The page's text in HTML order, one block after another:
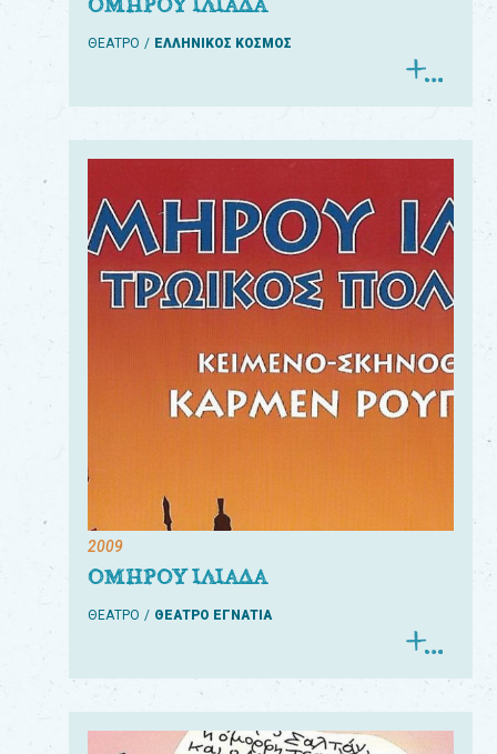
ΘΕΑΤΡΟ ΕΛΛΗΝΙΚΟΣ ΚΟΣΜΟΣ
2009
ΟΜΗΡΟΥ ΙΛΙΑΔΑ
ΘΕΑΤΡΟ ΘΕΑΤΡΟ ΕΓΝΑΤΙΑ